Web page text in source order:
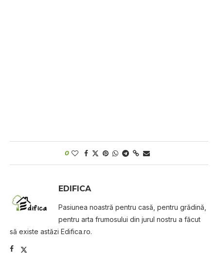
0
EDIFICA
Pasiunea noastră pentru casă, pentru grădină,
pentru arta frumosului din jurul nostru a făcut
să existe astăzi Edifica.ro.